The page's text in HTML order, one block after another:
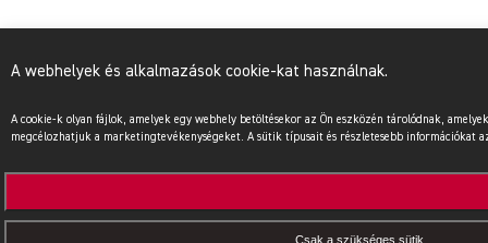
A webhelyek és alkalmazások cookie-kat használnak.
A cookie-k olyan fájlok, amelyek egy webhely betöltésekor az Ön eszközén tárolódnak,
megcélozhatjuk a marketingtevékenységeket. A sütik típusait és részletesebb
Csak a szükséges sütik